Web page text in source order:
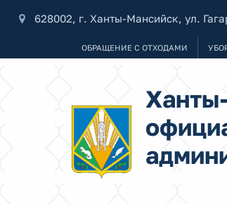
628002, г. Ханты-Мансийск, ул.
ОБРАЩЕНИЕ С ОТХОДАМИ